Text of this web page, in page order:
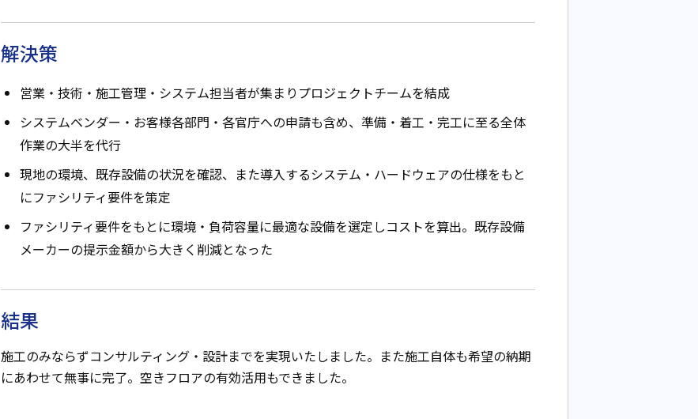
解決策
営業・技術・施工管理・システム担当者が集まりプロジェクトチームを結成
システムベンダー・お客様各部門・各官庁への申請も含め、準備・着工・完工に至る全体
作業の大半を代行
現地の環境、既存設備の状況を確認、また導入するシステム・ハードウェアの仕様をもと
にファシリティ要件を策定
ファシリティ要件をもとに環境・負荷容量に最適な設備を選定しコストを算出。既存設備
メーカーの提示金額から大きく削減となった
結果
施工のみならずコンサルティング・設計までを実現いたしました。また施工自体も希望の納期
にあわせて無事に完了。空きフロアの有効活用もできました。